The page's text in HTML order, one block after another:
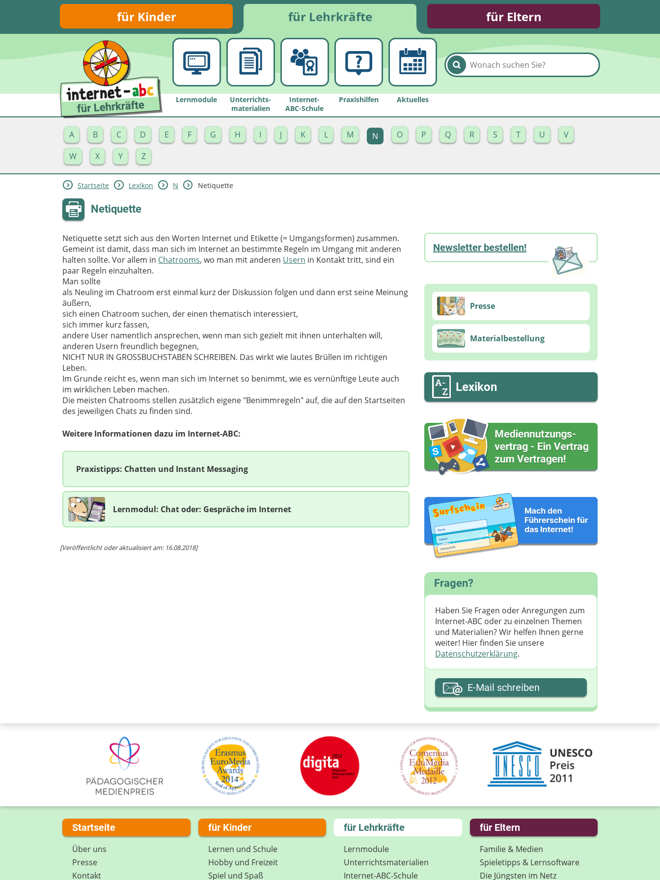
für Kinder für Lehrkräfte für Eltern
Lernmodule
Unterrichts­
materialien
Internet-
ABC-Schule
Praxishilfen Aktuelles
A B C D E F G H I J K L M N O P Q R S T U
V
W
X Y Z
Startseite Lexikon N Netiquette
Netiquette
Netiquette setzt sich aus den Worten Internet und Etikette (= Umgangsformen) zusammen.
Gemeint ist damit, dass man sich im Internet an bestimmte Regeln im Umgang mit anderen
halten sollte. Vor allem in Chatrooms, wo man mit anderen Usern in Kontakt tritt, sind ein
paar Regeln einzuhalten.
Man sollte
als Neuling im Chatroom erst einmal kurz der Diskussion folgen und dann erst seine Meinung
äußern,
sich einen Chatroom suchen, der einen thematisch interessiert,
sich immer kurz fassen,
andere User namentlich ansprechen, wenn man sich gezielt mit ihnen unterhalten will,
anderen Usern freundlich begegnen,
NICHT NUR IN GROSSBUCHSTABEN SCHREIBEN. Das wirkt wie lautes Brüllen im richtigen
Leben.
Im Grunde reicht es, wenn man sich im Internet so benimmt, wie es vernünftige Leute auch
im wirklichen Leben machen.
Die meisten Chatrooms stellen zusätzlich eigene "Benimmregeln" auf, die auf den Startseiten
des jeweiligen Chats zu finden sind.
Weitere Informationen dazu im Internet-ABC:
Praxistipps: Chatten und Instant Messaging
Lernmodul: Chat oder: Gespräche im Internet
[Veröffentlicht oder aktualisiert am: 16.08.2018]
Newsletter bestellen!
Presse
Materialbestellung
Lexikon
Fragen?
Haben Sie Fragen oder Anregungen zum
Internet-ABC oder zu einzelnen Themen
und Materialien? Wir helfen Ihnen gerne
weiter! ​Hier finden Sie unsere
Datenschutzerklärung.
Ihre E-Mail-Adresse
Ihre Nachricht
E-Mail schreiben
Startseite
Über uns
Presse
Kontakt
für Kinder
Lernen und Schule
Hobby und Freizeit
Spiel und Spaß
für Lehrkräfte
Lernmodule
Unterrichts­materialien
Internet-ABC-Schule
für Eltern
Familie & Medien
Spieletipps & Lernsoftware
Die Jüngsten im Netz